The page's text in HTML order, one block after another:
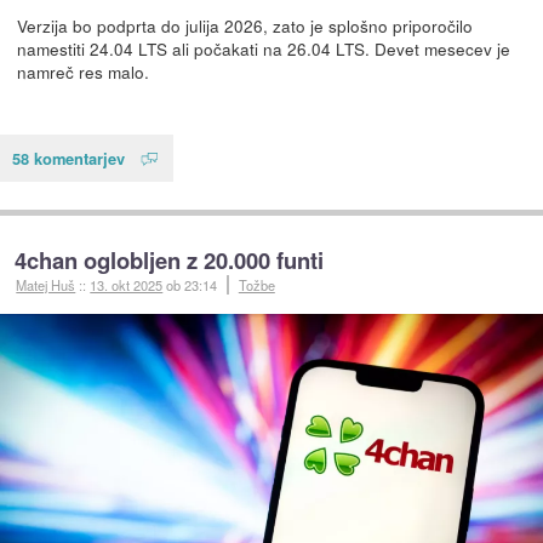
Verzija bo podprta do julija 2026, zato je splošno priporočilo
namestiti 24.04 LTS ali počakati na 26.04 LTS. Devet mesecev je
namreč res malo.
58 komentarjev
4chan oglobljen z 20.000 funti
Matej Huš :: 13. okt 2025ob 23:14 Tožbe